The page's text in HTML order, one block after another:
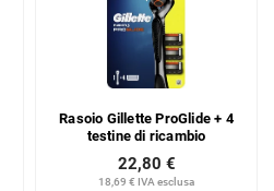
Rasoio Gillette ProGlide + 4
testine di ricambio
18,69 € IVA esclusa
22,80 €